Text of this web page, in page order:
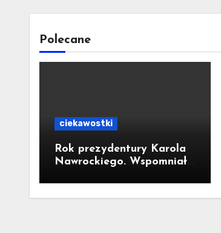
Polecane
ciekawostki
Rok prezydentury Karola
Nawrockiego. Wspomniał
piekarni państwa
Krzemień